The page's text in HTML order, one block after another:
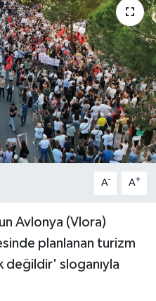
A- A+
Avlonya (Vlora)
planlanan turizm
değildir' sloganıyla